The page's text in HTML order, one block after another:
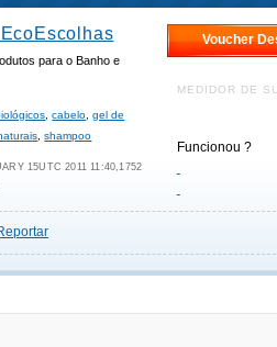
Voucher
MEDIDOR DE
Funcionou ?
para o Banho e
,cabelo ,gel de
,shampoo
15UTC 2011 11:40,1752